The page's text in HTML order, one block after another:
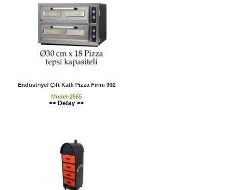
Endüstriyel Çift Katlı Pizza Fırını 902
Model-2585
<< Detay >>